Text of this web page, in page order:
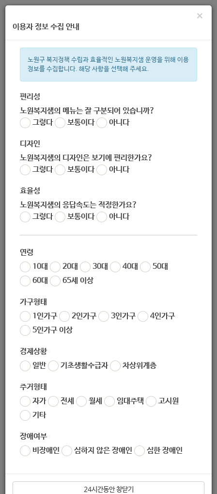
주간 인기검색어
한눈으로 보는 복지 정보
×
이용자 정보 수집 안내
노원구 복지정책 수립과 효율적인 노원복지샘 운영을 위해 이용
정보를 수집합니다. 해당 사항을 선택해 주세요.
편리성
노원복지샘의 메뉴는 잘 구분되어 있습니까?
그렇다
보통이다 아니다
디자인
노원복지샘의 디자인은 보기에 편리한가요?
그렇다
보통이다 아니다
효율성
노원복지샘의 응답속도는 적정한가요?
그렇다
보통이다 아니다
연령
10대
20대 30대 40대
50대
60대
65세 이상
가구형태
1인가구
2인가구 3인가구
4인가구
5인가구 이상
경제상황
일반
기초생활수급자 차상위계층
주거형태
자가
전세 월세 임대주택
고시원
기타
장애여부
비장애인
심하지 않은 장애인 심한 장애인
24시간동안 창닫기
[경로식당 : 급식지원사업]
지원대상
1.지원대상
(1) 다음 사항에 해당하는 사람
1) 경로식당 : 만60세 이상 어르신
2) 식사배달, 밑반찬배달 : 만65세이상 거동이 불편하신 어르신
2.선정기준
(1) 기초생활수급자 및 차상위계층 지원
지원내용